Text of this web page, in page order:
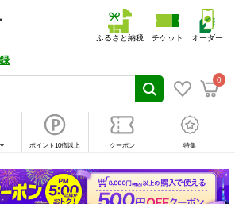
0
ふるさと納税 チケット オーダー
ポイント10倍以上 クーポン 特集